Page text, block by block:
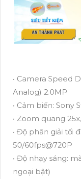
• Camera Speed
Analog) 2.0MP
• Cảm biến: Sony
• Zoom quang
• Độ phân giải tối
50/60fps@720P
• Độ nhạy sáng:
ngoại bật)